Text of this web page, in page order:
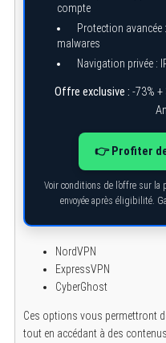
compte
Protection
malwares
Navigation privée :
Offre exclusive : -73%
👉 Profiter
Voir conditions de l’offre sur la
envoyée après éligibilité.
NordVPN
ExpressVPN
CyberGhost
Ces options vous permettront
tout en accédant à des
S